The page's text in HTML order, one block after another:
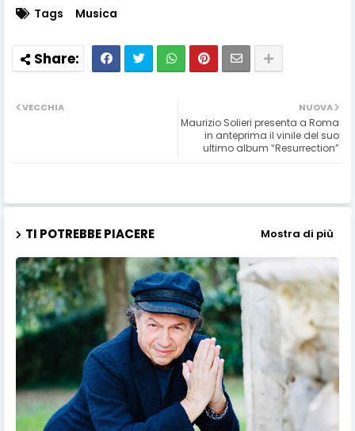
Tags Musica
NUOVA
Maurizio Solieri presenta a Roma
in anteprima il vinile del suo
ultimo album “Resurrection”
VECCHIA
TI POTREBBE PIACERE Mostra di più